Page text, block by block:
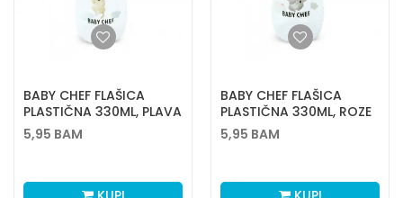
BABY CHEF FLAŠICA
PLASTIČNA 330ML, PLAVA
5,95 BAM
BABY CHEF FLAŠICA
PLASTIČNA 330ML, ROZE
5,95 BAM